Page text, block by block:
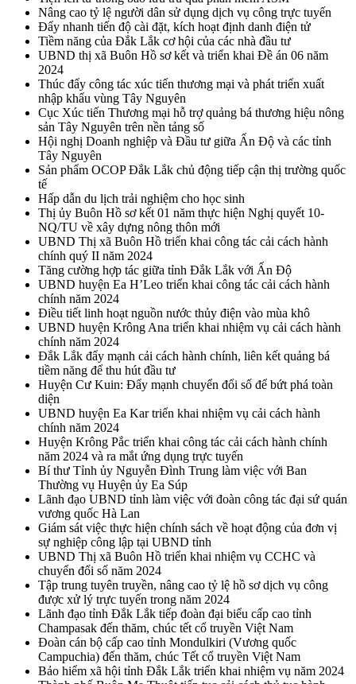
Nâng cao tỷ lệ người dân sử dụng dịch vụ công trực tuyến
Đẩy nhanh tiến độ cài đặt, kích hoạt định danh điện tử
Tiềm năng của Đắk Lắk cơ hội của các nhà đầu tư
UBND thị xã Buôn Hồ sơ kết và triển khai Đề án 06 năm
2024
Thúc đẩy công tác xúc tiến thương mại và phát triển xuất
nhập khẩu vùng Tây Nguyên
Cục Xúc tiến Thương mại hỗ trợ quảng bá thương hiệu nông
sản Tây Nguyên trên nền tảng số
Hội nghị Doanh nghiệp và Đầu tư giữa Ấn Độ và các tỉnh
Tây Nguyên
Sản phẩm OCOP Đắk Lắk chủ động tiếp cận thị trường quốc
tế
Hấp dẫn du lịch trải nghiệm cho học sinh
Thị ủy Buôn Hồ sơ kết 01 năm thực hiện Nghị quyết 10-
NQ/TU về xây dựng nông thôn mới
UBND Thị xã Buôn Hồ triển khai công tác cải cách hành
chính quý II năm 2024
Tăng cường hợp tác giữa tỉnh Đắk Lắk với Ấn Độ
UBND huyện Ea H’Leo triển khai công tác cải cách hành
chính năm 2024
Điều tiết linh hoạt nguồn nước thủy điện vào mùa khô
UBND huyện Krông Ana triển khai nhiệm vụ cải cách hành
chính năm 2024
Đắk Lắk đẩy mạnh cải cách hành chính, liên kết quảng bá
tiềm năng để thu hút đầu tư
Huyện Cư Kuin: Đẩy mạnh chuyển đổi số để bứt phá toàn
diện
UBND huyện Ea Kar triển khai nhiệm vụ cải cách hành
chính năm 2024
Huyện Krông Pắc triển khai công tác cải cách hành chính
năm 2024 và ra mắt ứng dụng trực tuyến
Bí thư Tỉnh ủy Nguyễn Đình Trung làm việc với Ban
Thường vụ Huyện ủy Ea Súp
Lãnh đạo UBND tỉnh làm việc với đoàn công tác đại sứ quán
vương quốc Hà Lan
Giám sát việc thực hiện chính sách về hoạt động của đơn vị
sự nghiệp công lập tại UBND tỉnh
UBND Thị xã Buôn Hồ triển khai nhiệm vụ CCHC và
chuyển đổi số năm 2024
Tập trung tuyên truyền, nâng cao tỷ lệ hồ sơ dịch vụ công
được xử lý trực tuyến trong năm 2024
Lãnh đạo tỉnh Đắk Lắk tiếp đoàn đại biểu cấp cao tỉnh
Champasak đến thăm, chúc tết cổ truyền Việt Nam
Đoàn cán bộ cấp cao tỉnh Mondulkiri (Vương quốc
Campuchia) đến thăm, chúc Tết cổ truyền Việt Nam
Bảo hiểm xã hội tỉnh Đắk Lắk triển khai nhiệm vụ năm 2024